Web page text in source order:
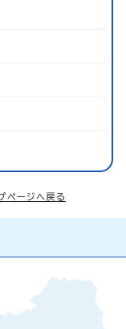
ページへ戻る